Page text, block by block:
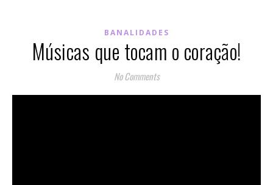
BANALIDADES
Músicas que tocam o coração!
No Comments